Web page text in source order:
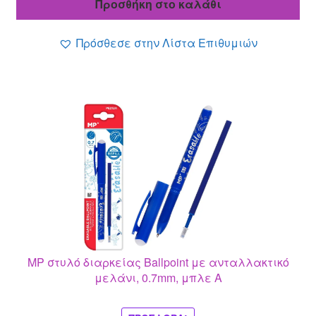
είναι:
Προσθήκη στο καλάθι
Πρόσθεσε στην Λίστα Επιθυμιών
MP στυλό διαρκείας Ballpoint με ανταλλακτικό
μελάνι, 0.7mm, μπλε A